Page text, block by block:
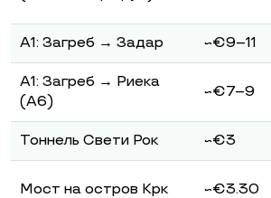
A1: Загреб → Задар ~€9–11
A1: Загреб → Риека
(A6)
~€7–9
Тоннель Свети Рок ~€3
Мост на остров Крк ~€3.30